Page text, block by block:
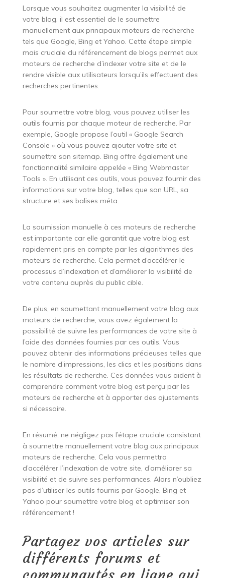
Lorsque vous souhaitez augmenter la visibilité de
votre blog, il est essentiel de le soumettre
manuellement aux principaux moteurs de recherche
tels que Google, Bing et Yahoo. Cette étape simple
mais cruciale du référencement de blogs permet aux
moteurs de recherche d’indexer votre site et de le
rendre visible aux utilisateurs lorsqu’ils effectuent des
recherches pertinentes.
Pour soumettre votre blog, vous pouvez utiliser les
outils fournis par chaque moteur de recherche. Par
exemple, Google propose l’outil « Google Search
Console » où vous pouvez ajouter votre site et
soumettre son sitemap. Bing offre également une
fonctionnalité similaire appelée « Bing Webmaster
Tools ». En utilisant ces outils, vous pouvez fournir des
informations sur votre blog, telles que son URL, sa
structure et ses balises méta.
La soumission manuelle à ces moteurs de recherche
est importante car elle garantit que votre blog est
rapidement pris en compte par les algorithmes des
moteurs de recherche. Cela permet d’accélérer le
processus d’indexation et d’améliorer la visibilité de
votre contenu auprès du public cible.
De plus, en soumettant manuellement votre blog aux
moteurs de recherche, vous avez également la
possibilité de suivre les performances de votre site à
l’aide des données fournies par ces outils. Vous
pouvez obtenir des informations précieuses telles que
le nombre d’impressions, les clics et les positions dans
les résultats de recherche. Ces données vous aident à
comprendre comment votre blog est perçu par les
moteurs de recherche et à apporter des ajustements
si nécessaire.
En résumé, ne négligez pas l’étape cruciale consistant
à soumettre manuellement votre blog aux principaux
moteurs de recherche. Cela vous permettra
d’accélérer l’indexation de votre site, d’améliorer sa
visibilité et de suivre ses performances. Alors n’oubliez
pas d’utiliser les outils fournis par Google, Bing et
Yahoo pour soumettre votre blog et optimiser son
référencement !
Partagez vos articles sur
différents forums et